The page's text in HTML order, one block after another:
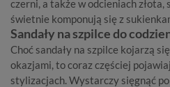
czerni, a także w odcieniach złota,
świetnie komponują się z
Sandały na szpilce do
Choć sandały na szpilce kojarzą
okazjami, to coraz częściej
stylizacjach. Wystarczy sięgnąć